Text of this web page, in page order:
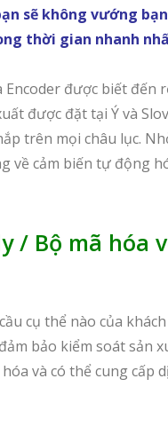
sẽ không vướng
thời gian nhanh
Encoder được biết đến
được đặt tại Ý và
trên mọi châu lục.
về cảm biến tự động
/ Bộ mã hóa
cụ thể nào của
bảo kiểm soát sản
và có thể cung cấp